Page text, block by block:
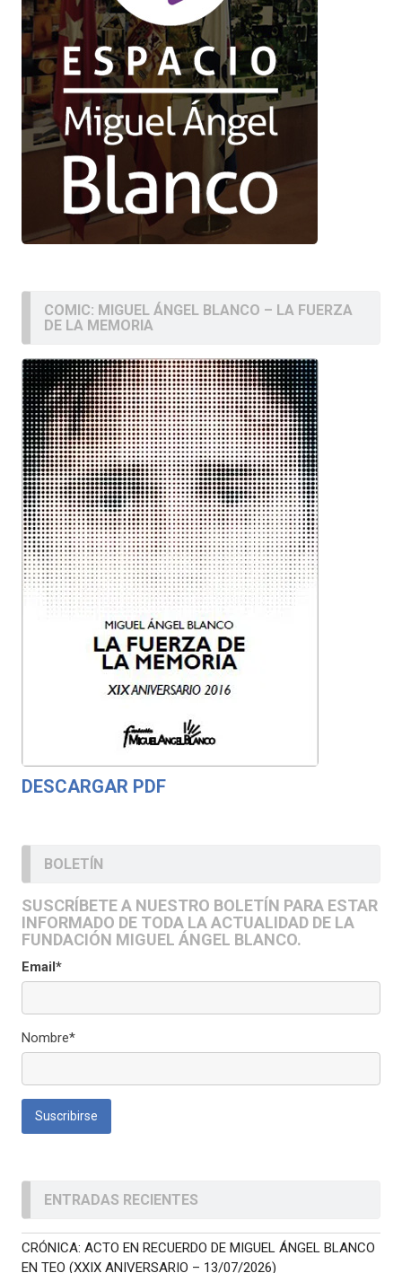
COMIC: MIGUEL ÁNGEL BLANCO – LA FUERZA
DE LA MEMORIA
DESCARGAR PDF
BOLETÍN
SUSCRÍBETE A NUESTRO BOLETÍN PARA ESTAR
INFORMADO DE TODA LA ACTUALIDAD DE LA
FUNDACIÓN MIGUEL ÁNGEL BLANCO.
Email*
Nombre*
ENTRADAS RECIENTES
CRÓNICA: ACTO EN RECUERDO DE MIGUEL ÁNGEL BLANCO
EN TEO (XXIX ANIVERSARIO – 13/07/2026)